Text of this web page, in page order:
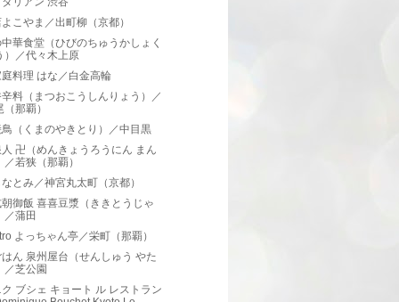
こやま／出町柳（京都）
華食堂（ひびのちゅうかしょく
）／代々木上原
料理 はな／白金高輪
料（まつおこうしんりょう）／
（那覇）
（くまのやきとり）／中目黒
卍（めんきょうろうにん まん
／若狭（那覇）
とみ／神宮丸太町（京都）
御飯 喜喜豆漿（ききとうじゃ
／蒲田
よっちゃん亭／栄町（那覇）
ん 泉州屋台（せんしゅう やた
／芝公園
ブシェ キョート ル レストラン